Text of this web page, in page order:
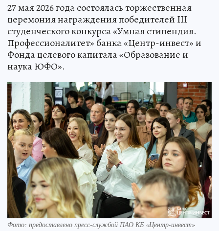
27 мая 2026 года состоялась торжественная
церемония награждения победителей III
студенческого конкурса «Умная стипендия.
Профессионалитет» банка «Центр-инвест» и
Фонда целевого капитала «Образование и
наука ЮФО».
Фото: предоставлено пресс-службой ПАО КБ «Центр-инвест»